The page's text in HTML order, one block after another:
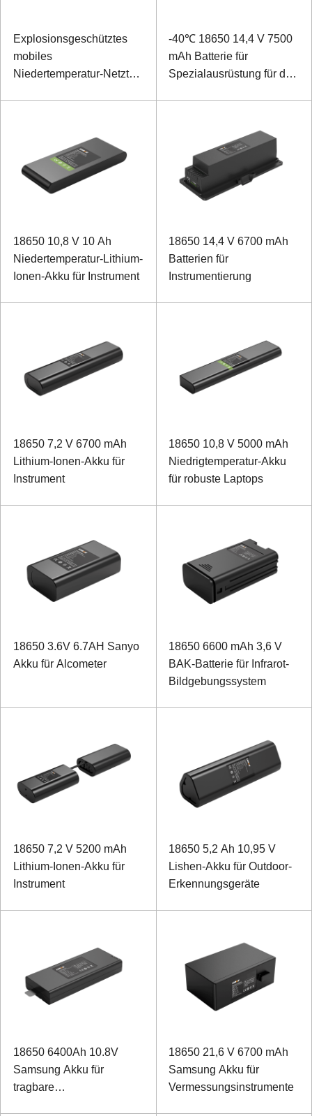
Explosionsgeschütztes
mobiles
Niedertemperatur-Netzteil
-40℃ 18650 14,4 V 7500
mAh Batterie für
Spezialausrüstung für den
18650 10,8 V 10 Ah
Niedertemperatur-Lithium-
Ionen-Akku für Instrument
18650 14,4 V 6700 mAh
Batterien für
Instrumentierung
18650 7,2 V 6700 mAh
Lithium-Ionen-Akku für
Instrument
18650 10,8 V 5000 mAh
Niedrigtemperatur-Akku
für robuste Laptops
18650 3.6V 6.7AH Sanyo
Akku für Alcometer
18650 6600 mAh 3,6 V
BAK-Batterie für Infrarot-
Bildgebungssystem
18650 7,2 V 5200 mAh
Lithium-Ionen-Akku für
Instrument
18650 5,2 Ah 10,95 V
Lishen-Akku für Outdoor-
Erkennungsgeräte
18650 6400Ah 10.8V
Samsung Akku für
tragbare
18650 21,6 V 6700 mAh
Samsung Akku für
Vermessungsinstrumente